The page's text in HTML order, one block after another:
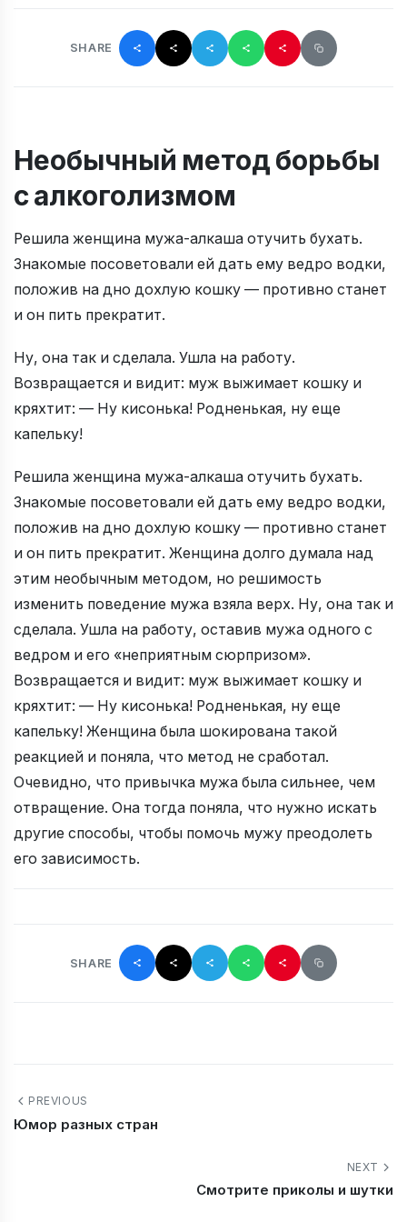
SHARE
Необычный метод борьбы
с алкоголизмом
Решила женщина мужа-алкаша отучить бухать.
Знакомые посоветовали ей дать ему ведро водки,
положив на дно дохлую кошку — противно станет
и он пить прекратит.
Ну, она так и сделала. Ушла на работу.
Возвращается и видит: муж выжимает кошку и
кряхтит: — Ну кисонька! Родненькая, ну еще
капельку!
Решила женщина мужа-алкаша отучить бухать.
Знакомые посоветовали ей дать ему ведро водки,
положив на дно дохлую кошку — противно станет
и он пить прекратит. Женщина долго думала над
этим необычным методом, но решимость
изменить поведение мужа взяла верх. Ну, она так и
сделала. Ушла на работу, оставив мужа одного с
ведром и его «неприятным сюрпризом».
Возвращается и видит: муж выжимает кошку и
кряхтит: — Ну кисонька! Родненькая, ну еще
капельку! Женщина была шокирована такой
реакцией и поняла, что метод не сработал.
Очевидно, что привычка мужа была сильнее, чем
отвращение. Она тогда поняла, что нужно искать
другие способы, чтобы помочь мужу преодолеть
его зависимость.
SHARE
PREVIOUS
Юмор разных стран
NEXT
Смотрите приколы и шутки